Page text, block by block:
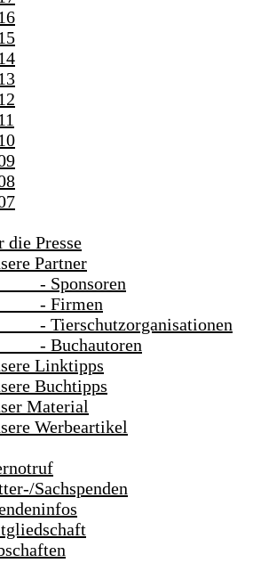
Presse
Partner
Linktipps
Buchtipps
Material
Werbeartikel
Sachspenden